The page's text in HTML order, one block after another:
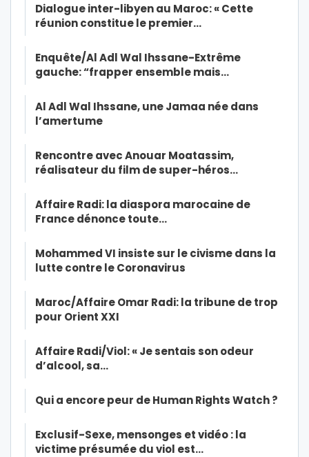
Dialogue inter-libyen au Maroc: « Cette
réunion constitue le premier…
Enquête/Al Adl Wal Ihssane-Extrême
gauche: “frapper ensemble mais…
Al Adl Wal Ihssane, une Jamaa née dans
l’amertume
Rencontre avec Anouar Moatassim,
réalisateur du film de super-héros…
Affaire Radi: la diaspora marocaine de
France dénonce toute…
Mohammed VI insiste sur le civisme dans la
lutte contre le Coronavirus
Maroc/Affaire Omar Radi: la tribune de trop
pour Orient XXI
Affaire Radi/Viol: « Je sentais son odeur
d’alcool, sa…
Qui a encore peur de Human Rights Watch ?
Exclusif-Sexe, mensonges et vidéo : la
victime présumée du viol est…